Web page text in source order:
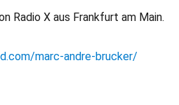
Radio X aus Frankfurt am Main.
marc-andre-brucker/